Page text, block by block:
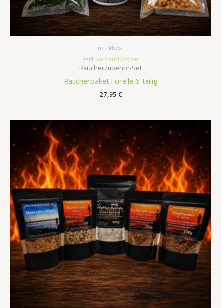
inkl. MwSt.
zzgl. Versandkosten
Räucherzubehör-Set
Räucherpaket Forelle 6-teilig
27,95 €